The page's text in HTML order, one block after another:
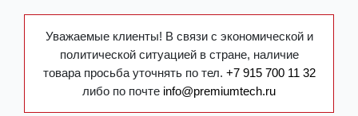
Уважаемые клиенты! В связи с экономической и
политической ситуацией в стране, наличие
товара просьба уточнять по тел. +7 915 700 11 32
либо по почте info@premiumtech.ru